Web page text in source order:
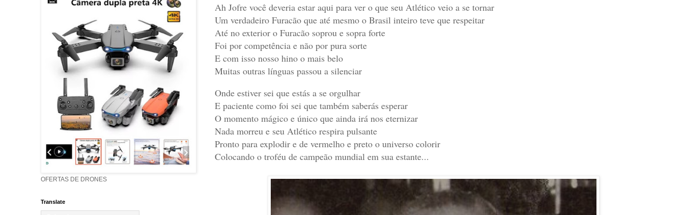
Ah Jofre você deveria estar aqui para ver o que seu Atlético veio a se tornar
Um verdadeiro Furacão que até mesmo o Brasil inteiro teve que respeitar
Até no exterior o Furacão soprou e sopra forte
Foi por competência e não por pura sorte
E com isso nosso hino o mais belo
Muitas outras línguas passou a silenciar
Onde estiver sei que estás a se orgulhar
E paciente como foi sei que também saberás esperar
O momento mágico e único que ainda irá nos eternizar
Nada morreu e seu Atlético respira pulsante
Pronto para explodir e de vermelho e preto o universo colorir
Colocando o troféu de campeão mundial em sua estante...
OFERTAS DE DRONES
Translate